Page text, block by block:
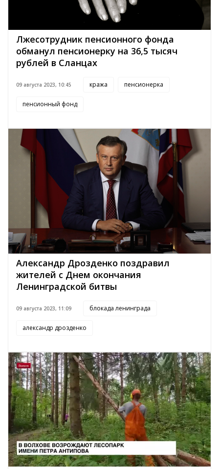
Лжесотрудник пенсионного фонда
обманул пенсионерку на 36,5 тысяч
рублей в Сланцах
09 августа 2023, 10:45 кража пенсионерка
пенсионный фонд
Александр Дрозденко поздравил
жителей с Днем окончания
Ленинградской битвы
09 августа 2023, 11:09 блокада ленинграда
александр дрозденко